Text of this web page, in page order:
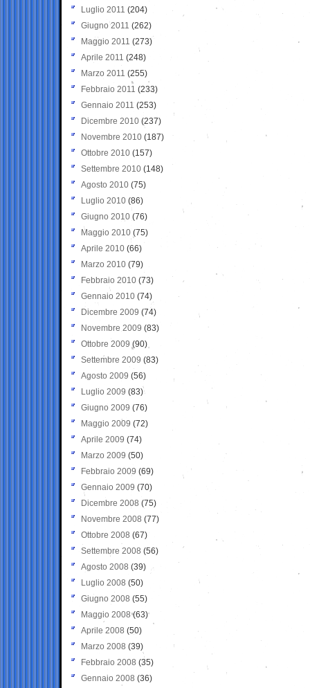
Luglio 2011 (204)
Giugno 2011 (262)
Maggio 2011 (273)
Aprile 2011 (248)
Marzo 2011 (255)
Febbraio 2011 (233)
Gennaio 2011 (253)
Dicembre 2010 (237)
Novembre 2010 (187)
Ottobre 2010 (157)
Settembre 2010 (148)
Agosto 2010 (75)
Luglio 2010 (86)
Giugno 2010 (76)
Maggio 2010 (75)
Aprile 2010 (66)
Marzo 2010 (79)
Febbraio 2010 (73)
Gennaio 2010 (74)
Dicembre 2009 (74)
Novembre 2009 (83)
Ottobre 2009 (90)
Settembre 2009 (83)
Agosto 2009 (56)
Luglio 2009 (83)
Giugno 2009 (76)
Maggio 2009 (72)
Aprile 2009 (74)
Marzo 2009 (50)
Febbraio 2009 (69)
Gennaio 2009 (70)
Dicembre 2008 (75)
Novembre 2008 (77)
Ottobre 2008 (67)
Settembre 2008 (56)
Agosto 2008 (39)
Luglio 2008 (50)
Giugno 2008 (55)
Maggio 2008(63)
Aprile 2008 (50)
Marzo 2008 (39)
Febbraio 2008 (35)
Gennaio 2008 (36)